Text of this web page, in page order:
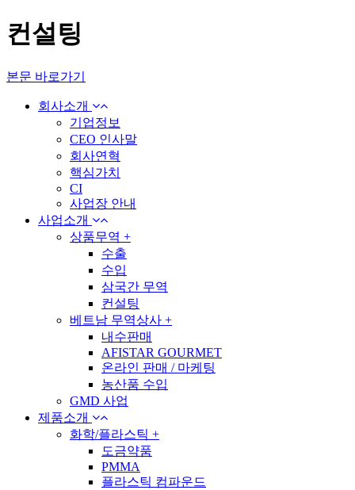
컨설팅
본문 바로가기
회사소개
기업정보
CEO 인사말
회사연혁
핵심가치
CI
사업장 안내
사업소개
상품무역 +
수출
수입
삼국간 무역
컨설팅
베트남 무역상사 +
내수판매
AFISTAR GOURMET
온라인 판매 / 마케팅
농산품 수입
GMD 사업
제품소개
화학/플라스틱 +
도금약품
PMMA
플라스틱 컴파운드